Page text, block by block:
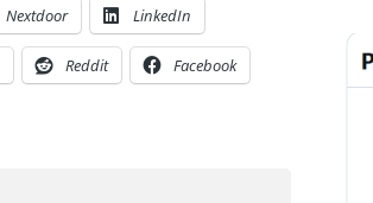
Nextdoor LinkedIn
Reddit Facebook